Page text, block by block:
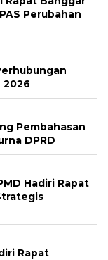
Perubahan
2026
Pembahasan
DPRD
Hadiri Rapat
Rapat